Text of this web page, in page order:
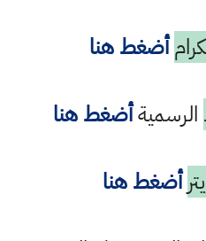
أضغط هنا
الرسميةأضغط هنا
أضغط هنا